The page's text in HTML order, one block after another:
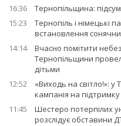
16:36
Тернопільщина:
15:23
Тернопіль і німецькі
встановлення
14:14
Вчасно помітити
Тернопільщини
дітьми
12:52
«Виходь на світло!»: у
кампанія на підтримку
11:45
Шестеро потерпілих
розслідує обставини